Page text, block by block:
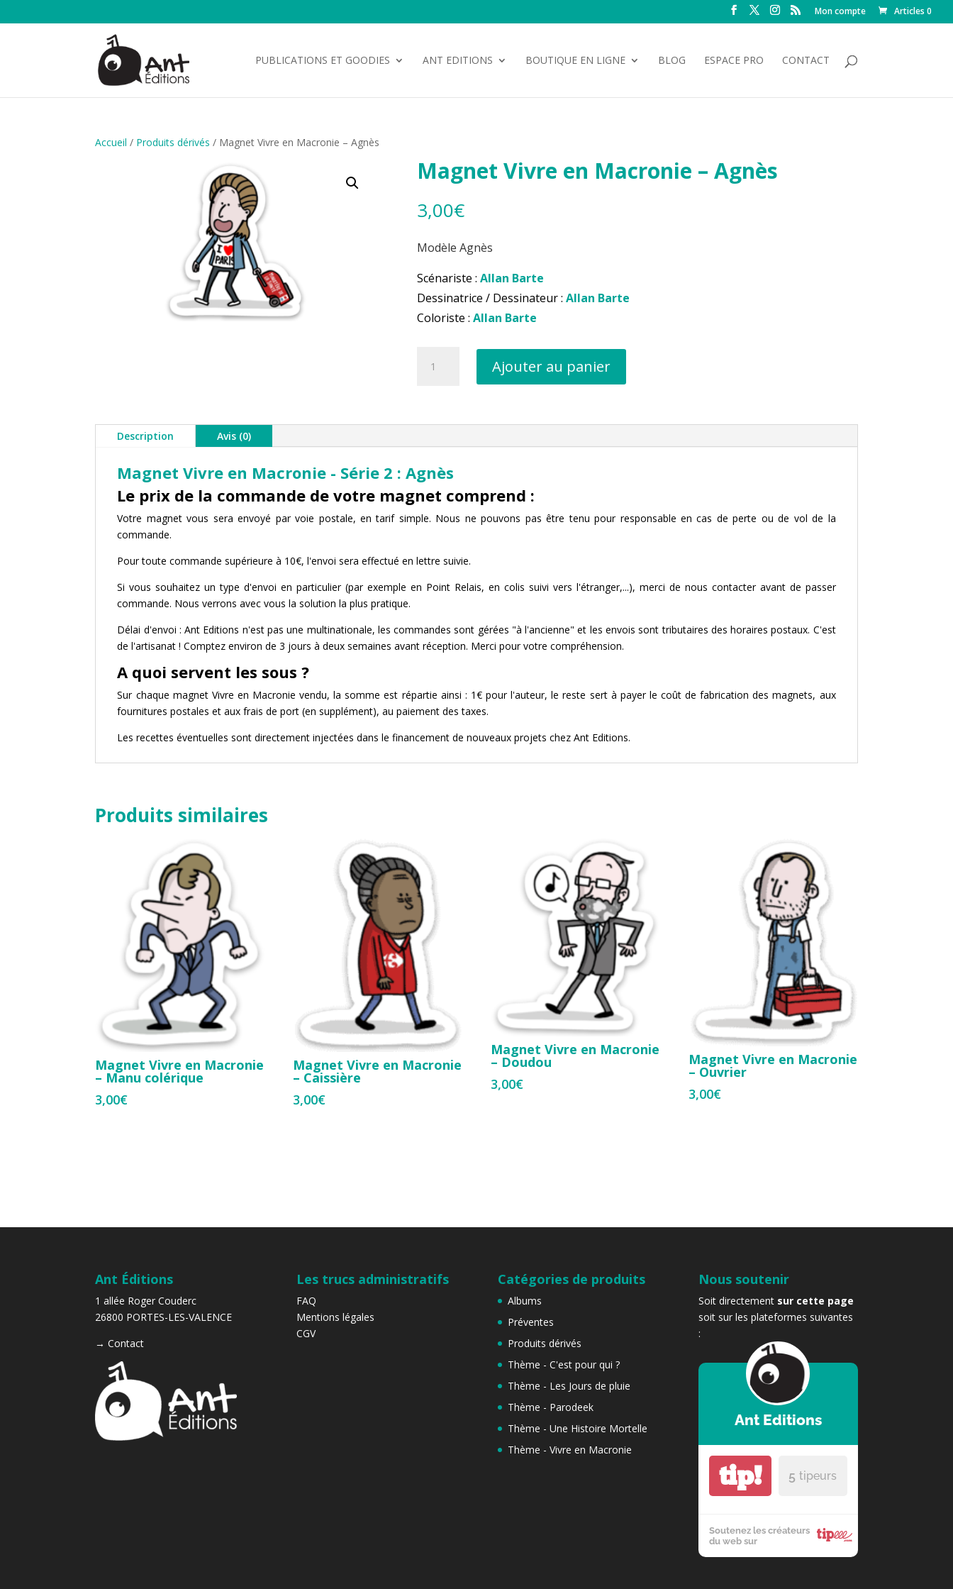
Mon compte Articles 0
PUBLICATIONS ET GOODIES ANT EDITIONS BOUTIQUE EN LIGNE BLOG ESPACE PRO CONTACT
Accueil / Produits dérivés / Magnet Vivre en Macronie – Agnès
Magnet Vivre en Macronie – Agnès
3,00€
Modèle Agnès
Scénariste :Allan Barte
Dessinatrice / Dessinateur :Allan Barte
Coloriste :Allan Barte
Agnès
Ajouter au panier
Description Avis (0)
Magnet Vivre en Macronie - Série 2 : Agnès
Le prix de la commande de votre magnet comprend :
Votre magnet vous sera envoyé par voie postale, en tarif simple. Nous ne pouvons pas être tenu pour responsable en cas de perte ou de vol de la
commande.
Pour toute commande supérieure à 10€, l'envoi sera effectué en lettre suivie.
Si vous souhaitez un type d'envoi en particulier (par exemple en Point Relais, en colis suivi vers l'étranger,...), merci de nous contacter avant de passer
commande. Nous verrons avec vous la solution la plus pratique.
Délai d'envoi : Ant Editions n'est pas une multinationale, les commandes sont gérées "à l'ancienne" et les envois sont tributaires des horaires postaux. C'est
de l'artisanat ! Comptez environ de 3 jours à deux semaines avant réception. Merci pour votre compréhension.
A quoi servent les sous ?
Sur chaque magnet Vivre en Macronie vendu, la somme est répartie ainsi : 1€ pour l'auteur, le reste sert à payer le coût de fabrication des magnets, aux
fournitures postales et aux frais de port (en supplément), au paiement des taxes.
Les recettes éventuelles sont directement injectées dans le financement de nouveaux projets chezAnt Editions.
Produits similaires
Magnet Vivre en Macronie
– Manu colérique
3,00€
Magnet Vivre en Macronie
– Caissière
3,00€
Magnet Vivre en Macronie
– Doudou
3,00€
Magnet Vivre en Macronie
– Ouvrier
3,00€
Ant Éditions
1 allée Roger Couderc
26800 PORTES-LES-VALENCE
→Contact
Les trucs administratifs
FAQ
Mentions légales
CGV
Catégories de produits
Albums
Préventes
Produits dérivés
Thème - C'est pour qui ?
Thème - Les Jours de pluie
Thème - Parodeek
Thème - Une Histoire Mortelle
Thème - Vivre en Macronie
Nous soutenir
Soit directement sur cette page
soit sur les plateformes suivantes
:
Ant Editions
tip! 5 tipeurs
Soutenez les créateurs
du web sur